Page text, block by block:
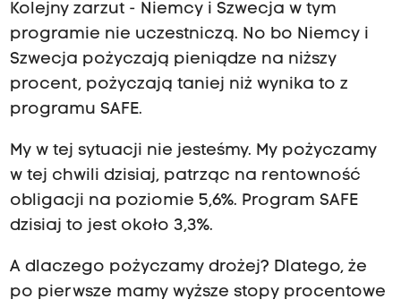
Kolejny zarzut - Niemcy i Szwecja w tym
programie nie uczestniczą. No bo Niemcy i
Szwecja pożyczają pieniądze na niższy
procent, pożyczają taniej niż wynika to z
programu SAFE.
My w tej sytuacji nie jesteśmy. My pożyczamy
w tej chwili dzisiaj, patrząc na rentowność
obligacji na poziomie 5,6%. Program SAFE
dzisiaj to jest około 3,3%.
A dlaczego pożyczamy drożej? Dlatego, że
po pierwsze mamy wyższe stopy procentowe